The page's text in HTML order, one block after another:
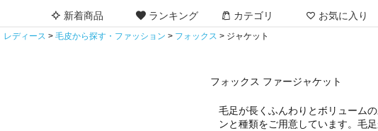
新着商品 ランキング カテゴリ お気に入り
レディース 毛皮から探す・ファッション フォックス ジャケット
フォックス ファージャケット
毛足が長くふんわりとボリューム
ンと種類をご用意しています。毛